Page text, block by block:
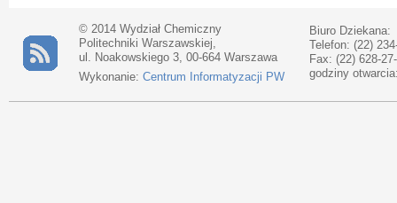
© 2014 Wydział Chemiczny
Politechniki Warszawskiej,
ul. Noakowskiego 3, 00-664 Warszawa
Wykonanie: Centrum Informatyzacji PW
Biuro Dziekana:
Telefon: (22)
Fax: (22) 628-
godziny